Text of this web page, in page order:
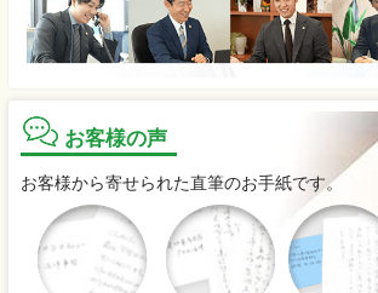
お客様の声
お客様から寄せられた直筆のお手紙です。